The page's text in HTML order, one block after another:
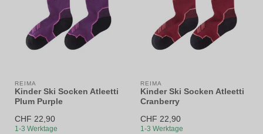
REIMA
Kinder Ski Socken Atleetti
Plum Purple
CHF 22,90
1-3 Werktage
REIMA
Kinder Ski Socken Atleetti
Cranberry
CHF 22,90
1-3 Werktage